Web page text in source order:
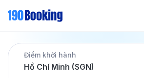
Trang chủ
Vé máy bay
Điểm khởi hành
Hồ Chí Minh (SGN)